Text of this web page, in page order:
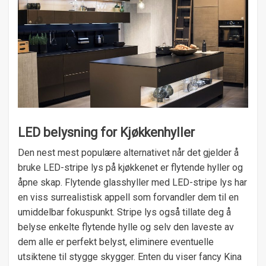
LED belysning for Kjøkkenhyller
Den nest mest populære alternativet når det gjelder å
bruke LED-stripe lys på kjøkkenet er flytende hyller og
åpne skap. Flytende glasshyller med LED-stripe lys har
en viss surrealistisk appell som forvandler dem til en
umiddelbar fokuspunkt. Stripe lys også tillate deg å
belyse enkelte flytende hylle og selv den laveste av
dem alle er perfekt belyst, eliminere eventuelle
utsiktene til stygge skygger. Enten du viser fancy Kina